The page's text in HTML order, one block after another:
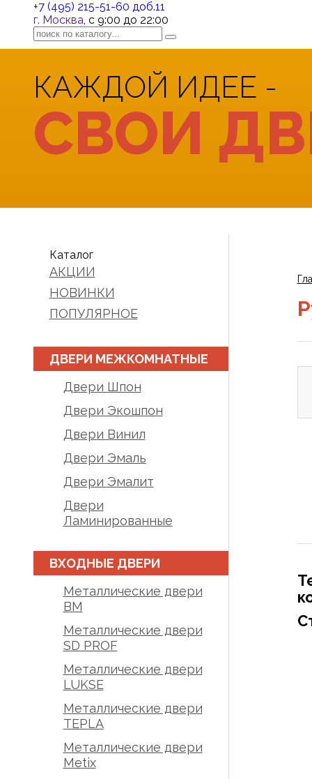
+7 (495) 215-51-60 доб.11
г. Москва, с 9:00 до 22:00
КАЖДОЙ ИДЕЕ -
СВОИ
Каталог
АКЦИИ
НОВИНКИ
ПОПУЛЯРНОЕ
ДВЕРИ МЕЖКОМНАТНЫЕ
Двери Шпон
Двери Экошпон
Двери Винил
Двери Эмаль
Двери Эмалит
Двери
Ламинированные
ВХОДНЫЕ ДВЕРИ
Металлические двери
BM
Металлические двери
SD PROF
Металлические двери
LUKSE
Металлические двери
TEPLA
Металлические двери
Metix